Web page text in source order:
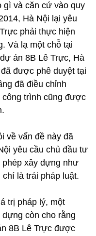
gì và căn cứ vào quy
Hà Nội lại yêu
phải thực hiện
Và lạ một chỗ tại
án 8B Lê Trực, Hà
được phê duyệt tại
đã điều chỉnh
công trình cũng được
về vấn đề này đã
yêu cầu chủ đầu tư
phép xây dựng như
là trái pháp luật.
trị pháp lý, một
còn cho rằng
8B Lê Trực được